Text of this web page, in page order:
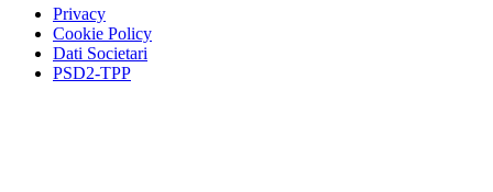
Privacy
Cookie Policy
Dati Societari
PSD2-TPP